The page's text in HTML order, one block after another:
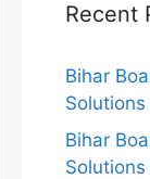
Recent
Bihar
Solutions
Bihar
Solutions